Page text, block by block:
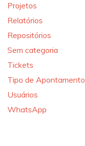
Projetos
Relatórios
Repositórios
Sem categoria
Tickets
Tipo de Apontamento
Usuários
WhatsApp